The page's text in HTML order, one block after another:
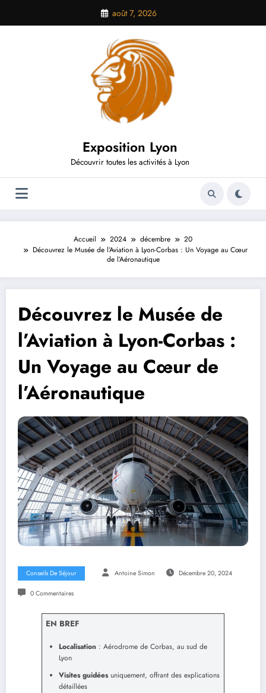
contenu
août 7, 2026
Exposition Lyon
Découvrir toutes les activités à Lyon
Accueil 2024 décembre
20
Découvrez le Musée de l’Aviation à Lyon-Corbas : Un Voyage au Cœur
de l’Aéronautique
Découvrez le Musée de
l’Aviation à Lyon-Corbas :
Un Voyage au Cœur de
l’Aéronautique
Conseils De Séjour Antoine Simon Décembre 20, 2024
0 Commentaires
EN BREF
Localisation : Aérodrome de Corbas, au sud de
Lyon
Visites guidéesuniquement, offrant des explications
détaillées